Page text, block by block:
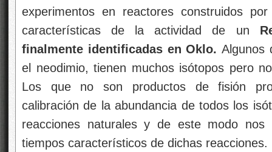
experimentos en reactores construidos
características de la actividad de un
finalmente identificadas en Oklo.Algunos
el neodimio, tienen muchos isótopos pero
Los que no son productos de fisión
calibración de la abundancia de todos los
reacciones naturales y de este modo
tiempos característicos de dichas reacciones.